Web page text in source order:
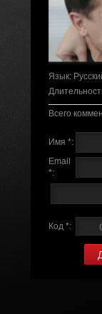
Язык:
Всего
Имя *:
Email
*:
Код *: